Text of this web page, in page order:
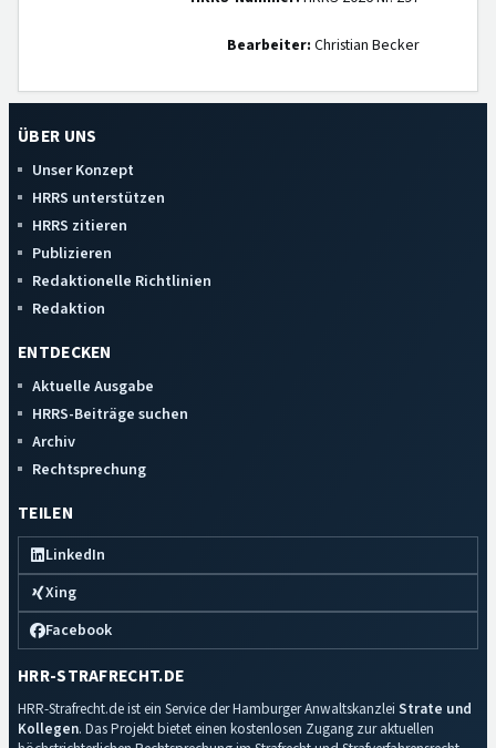
Bearbeiter: Christian Becker
ÜBER UNS
Unser Konzept
HRRS unterstützen
HRRS zitieren
Publizieren
Redaktionelle Richtlinien
Redaktion
ENTDECKEN
Aktuelle Ausgabe
HRRS-Beiträge suchen
Archiv
Rechtsprechung
TEILEN
LinkedIn
Xing
Facebook
HRR-STRAFRECHT.DE
HRR-Strafrecht.de ist ein Service der Hamburger Anwaltskanzlei Strate und
Kollegen. Das Projekt bietet einen kostenlosen Zugang zur aktuellen